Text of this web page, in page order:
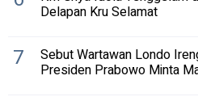
Delapan Kru Selamat
7 Sebut Wartawan Londo
Presiden Prabowo Minta